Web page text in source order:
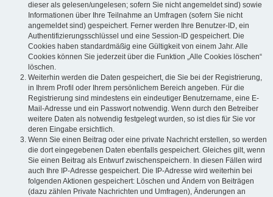
dieser als gelesen/ungelesen; sofern Sie nicht angemeldet sind) sowie
Informationen über Ihre Teilnahme an Umfragen (sofern Sie nicht
angemeldet sind) gespeichert. Ferner werden Ihre Benutzer-ID, ein
Authentifizierungsschlüssel und eine Session-ID gespeichert. Die
Cookies haben standardmäßig eine Gültigkeit von einem Jahr. Alle
Cookies können Sie jederzeit über die Funktion „Alle Cookies löschen“
löschen.
Weiterhin werden die Daten gespeichert, die Sie bei der Registrierung,
in Ihrem Profil oder Ihrem persönlichem Bereich angeben. Für die
Registrierung sind mindestens ein eindeutiger Benutzername, eine E-
Mail-Adresse und ein Passwort notwendig. Wenn durch den Betreiber
weitere Daten als notwendig festgelegt wurden, so ist dies für Sie vor
deren Eingabe ersichtlich.
Wenn Sie einen Beitrag oder eine private Nachricht erstellen, so werden
die dort eingegebenen Daten ebenfalls gespeichert. Gleiches gilt, wenn
Sie einen Beitrag als Entwurf zwischenspeichern. In diesen Fällen wird
auch Ihre IP-Adresse gespeichert. Die IP-Adresse wird weiterhin bei
folgenden Aktionen gespeichert: Löschen und Ändern von Beiträgen
(dazu zählen Private Nachrichten und Umfragen), Änderungen an